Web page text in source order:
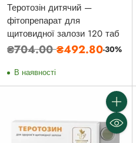
Теротозін дитячий —
фітопрепарат для
щитовидної залози 120 таб
Звичайна
₴704.00₴492.80-30%
В наявності
Кількість